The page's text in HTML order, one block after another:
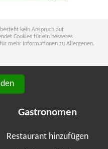
kein Anspruch auf
Cookies für ein besseres
mehr Informationen zu Allergenen.
Gastronomen
Restaurant hinzufügen